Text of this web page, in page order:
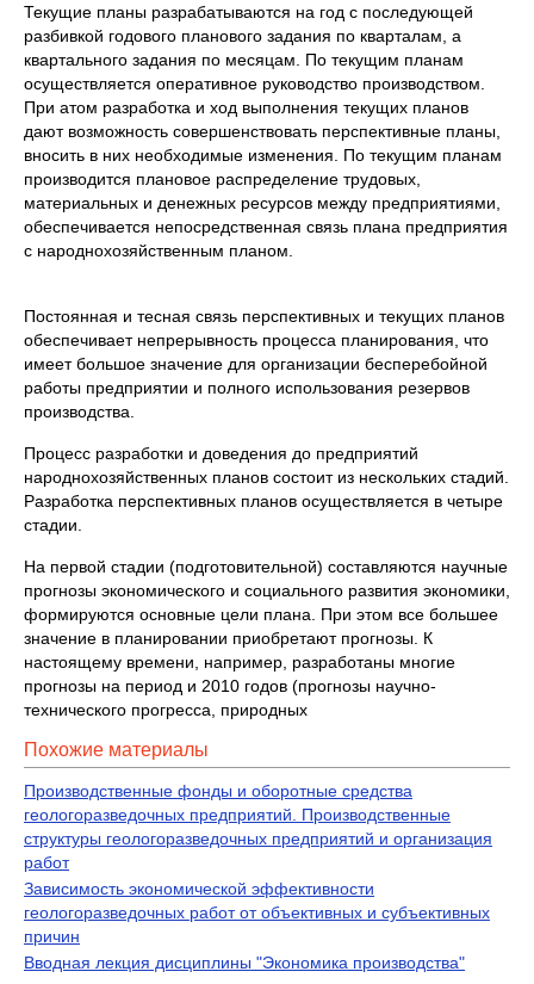
Текущие планы разрабатываются на год с последующей
разбив­кой годового планового задания по кварталам, а
квартального зада­ния по месяцам. По текущим планам
осуществляется оперативное руководство производством.
При атом разработка и ход выполнения текущих планов
дают возможность совершенствовать перспективные планы,
вносить в них необходимые изменения. По текущим планам
производится плановое распределение трудовых,
материальных и денежных ресурсов между предприятиями,
обеспечивается непо­средственная связь плана предприятия
с народнохозяйственным планом.
Постоянная и тесная связь перспективных и текущих планов
обеспечивает непрерывность процесса планирования, что
имеет большое значение для организации бесперебойной
работы предприя­тии и полного использования резервов
производства.
Процесс разработки и доведения до предприятий
народнохо­зяйственных планов состоит из нескольких стадий.
Разработка пер­спективных планов осуществляется в четыре
стадии.
На первой стадии (подготовительной) составляются научные
про­гнозы экономического и социального развития экономики,
формиру­ются основные цели плана. При этом все большее
значение в плани­ровании приобретают прогнозы. К
настоящему времени, например, разработаны многие
прогнозы на период и 2010 годов (про­гнозы научно-
технического прогресса, природных
Похожие материалы
Производственные фонды и оборотные средства
геологоразведочных предприятий. Производственные
структуры геологоразведочных предприятий и организация
работ
Зависимость экономической эффективности
геологоразведочных работ от объективных и субъективных
причин
Вводная лекция дисциплины "Экономика производства"